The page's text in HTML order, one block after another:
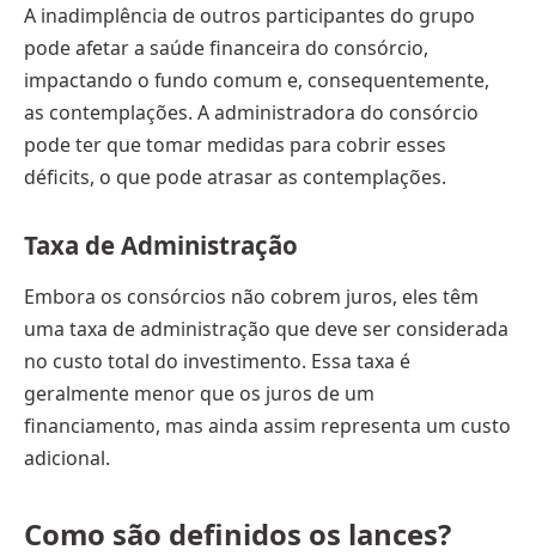
A inadimplência de outros participantes do grupo
pode afetar a saúde financeira do consórcio,
impactando o fundo comum e, consequentemente,
as contemplações. A administradora do consórcio
pode ter que tomar medidas para cobrir esses
déficits, o que pode atrasar as contemplações.
Taxa de Administração
Embora os consórcios não cobrem juros, eles têm
uma taxa de administração que deve ser considerada
no custo total do investimento. Essa taxa é
geralmente menor que os juros de um
financiamento, mas ainda assim representa um custo
adicional.
Como são definidos os lances?